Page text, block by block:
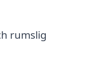
rumslig